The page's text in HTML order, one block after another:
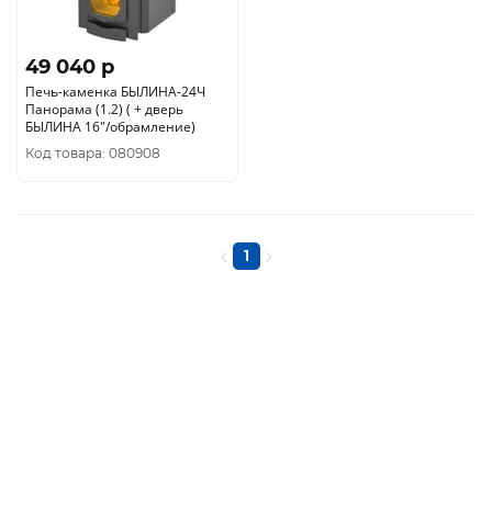
49 040 p
Печь-каменка БЫЛИНА-24Ч
Панорама (1.2) ( + дверь
БЫЛИНА 16"/обрамление)
Код товара: 080908
1